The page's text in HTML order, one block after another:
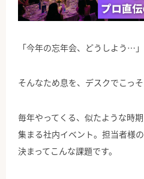
公式Facebook
「今年の忘年会、どうしよう…」
そんなため息を、デスクでこっ
毎年やってくる、似たような時
集まる社内イベント。担当者様
決まってこんな課題です。